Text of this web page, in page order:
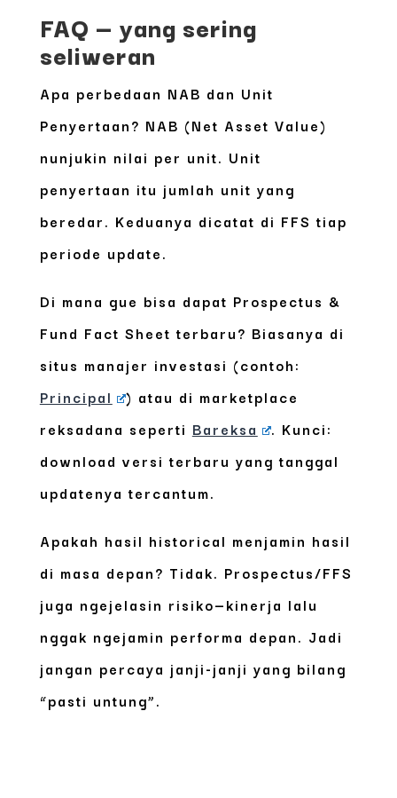
FAQ — yang sering
seliweran
Apa perbedaan NAB dan Unit
Penyertaan? NAB (Net Asset Value)
nunjukin nilai per unit. Unit
penyertaan itu jumlah unit yang
beredar. Keduanya dicatat di FFS tiap
periode update.
Di mana gue bisa dapat Prospectus &
Fund Fact Sheet terbaru? Biasanya di
situs manajer investasi (contoh:
Principal
) atau di marketplace
reksadana seperti Bareksa
. Kunci:
download versi terbaru yang tanggal
updatenya tercantum.
Apakah hasil historical menjamin hasil
di masa depan? Tidak. Prospectus/FFS
juga ngejelasin risiko—kinerja lalu
nggak ngejamin performa depan. Jadi
jangan percaya janji-janji yang bilang
“pasti untung”.